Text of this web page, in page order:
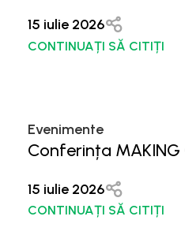
15 iulie 2026
CONTINUAȚI SĂ CITIȚI
Evenimente
Conferința MAKING
15 iulie 2026
CONTINUAȚI SĂ CITIȚI